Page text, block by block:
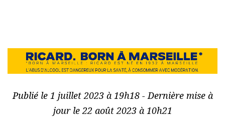
Publié le 1 juillet 2023 à 19h18 - Dernière mise à
jour le 22 août 2023 à 10h21